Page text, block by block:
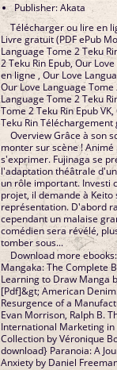
Publisher: Akata
Télécharger ou lire en
Livre gratuit (PDF ePub
Language Tome 2 Teku
2 Teku Rin Epub, Our
en ligne , Our Love
Our Love Language Tome
Language Tome 2 Teku
Tome 2 Teku Rin Epub
Teku Rin
Overview Grâce à son
monter sur scène !
s'exprimer. Fujinaga se
l'adaptation théâtrale
un rôle important. Investi
projet, il demande à
représentation. D'abord
cependant un malaise
comédien sera révélé,
tomber sous...
Download more
Mangaka: The Complete
Learning to Draw Manga
[Pdf]&gt; American
Resurgence of a
Evan Morrison, Ralph B.
International Marketing in
Collection by Véronique
download} Paranoia: A
Anxiety by Daniel